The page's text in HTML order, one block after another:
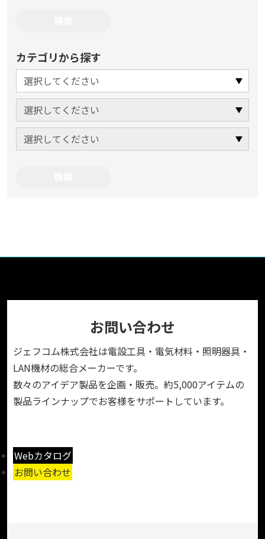
カテゴリから探す
お問い合わせ
ジェフコム株式会社は電設工具・電気材料・照明器具・
LAN機材の総合メーカーです。
数々のアイデア製品を企画・販売。約5,000アイテムの
製品ラインナップでお客様をサポートしています。
Webカタログ
お問い合わせ